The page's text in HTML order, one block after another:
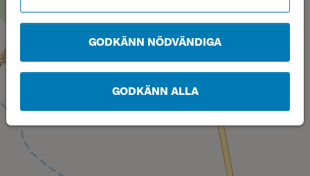
GODKÄNN NÖDVÄNDIGA
GODKÄNN ALLA